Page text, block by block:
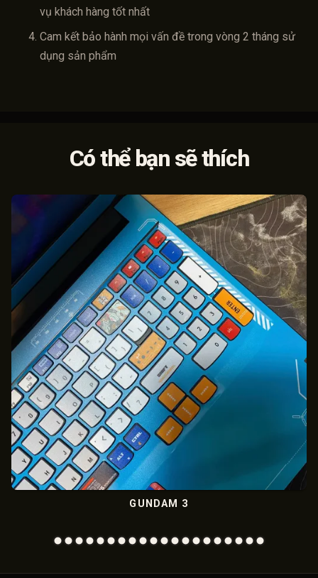
vụ khách hàng tốt nhất
Cam kết bảo hành mọi vấn đề trong vòng 2 tháng sử
dụng sản phẩm
Có thể bạn sẽ thích